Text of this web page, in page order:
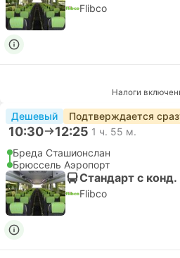
Flibco
Налоги
Дешевый Подтверждается
10:30 12:25 1 ч. 55 м.
Бреда Сташионслан
Брюссель Аэропорт
Стандарт с
Flibco